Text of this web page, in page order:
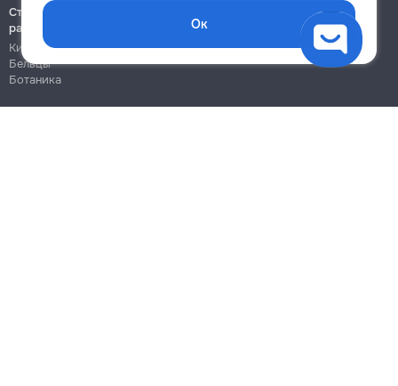
Ок
Строительно-монтажные
работы
Кишинёв
Бельцы
Ботаника